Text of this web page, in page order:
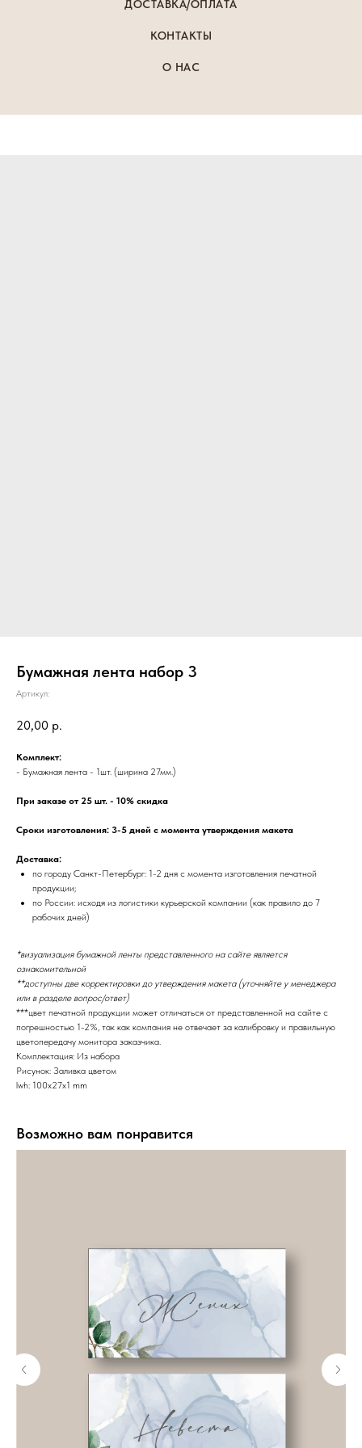
ДОСТАВКА/ОПЛАТА
КОНТАКТЫ
О НАС
Бумажная лента набор 3
Артикул:
20,00 р.
Комплект:
- Бумажная лента - 1шт. (ширина 27мм.)
При заказе от 25 шт. - 10% скидка
Сроки изготовления: 3-5 дней с момента утверждения макета
Доставка:
по городу Санкт-Петербург: 1-2 дня с момента изготовления печатной
продукции;
по России: исходя из логистики курьерской компании (как правило до 7
рабочих дней)
*визуализация бумажной ленты представленного на сайте является
ознакомительной
**доступны две корректировки до утверждения макета (уточняйте у менеджера
или в разделе вопрос/ответ)
***цвет печатной продукции может отличаться от представленной на сайте с
погрешностью 1-2%, так как компания не отвечает за калибровку и правильную
цветопередачу монитора заказчика.
Комплектация: Из набора
Рисунок: Заливка цветом
lwh: 100x27x1 mm
Возможно вам понравится